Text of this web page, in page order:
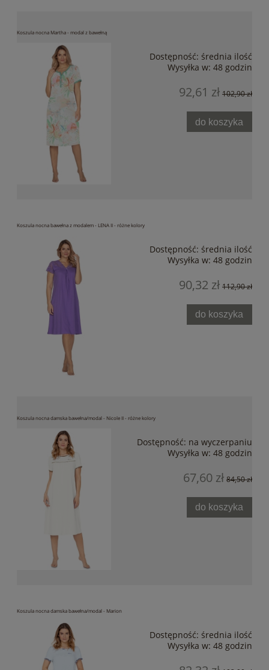
Koszula nocna Martha - modal z bawełną
Dostępność: średnia ilość
Wysyłka w: 48 godzin
92,61 zł 102,90 zł
do koszyka
Koszula nocna bawełna z modalem - LENA II - różne kolory
Dostępność: średnia ilość
Wysyłka w: 48 godzin
90,32 zł 112,90 zł
do koszyka
Koszula nocna damska bawełna/modal - Nicole II - różne kolory
Dostępność: na wyczerpaniu
Wysyłka w: 48 godzin
67,60 zł 84,50 zł
do koszyka
Koszula nocna damska bawełna/modal - Marion
Dostępność: średnia ilość
Wysyłka w: 48 godzin